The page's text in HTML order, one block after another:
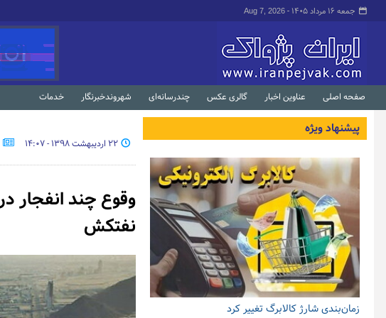
جمعه ۱۶ مرداد ۱۴۰۵ - Aug 7, 2026
صفحه اصلی عناوین اخبار گالری عکس چندرسانه‌ای شهروندخبرنگار خدمات
۲۲ اردیبهشت ۱۳۹۸ - ۱۴:۰۷
نفتکش
پیشنهاد ویژه
زمان‌بندی شارژ کالابرگ تغییر کرد